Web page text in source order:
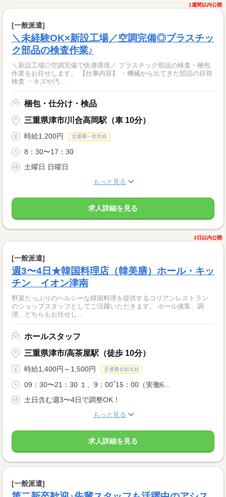
1週間以内公開
[一般派遣]
＼未経験OK×新設工場／空調完備◎プラスチッ
ク部品の検査作業♪
＼新設工場◎空調完備で快適環境／ プラスチック部品の検査・梱包
作業をお任せします。 【仕事内容】 ・機械から出てきた部品の目視
検査 ・キズや汚...
梱包・仕分け・検品
三重県津市/川合高岡駅（車 10分）
時給1,200円 交通費一部支給
8：30〜17：30
土曜日 日曜日
もっと見る
求人詳細を見る
3日以内公開
[一般派遣]
週3〜4日★韓国料理店（韓美膳）ホール・キッ
チン イオン津南
野菜たっぷりのヘルシーな韓国料理を提供するコリアンレストラン
のショップスタッフとしてご活躍いただきます。 ホール接客、調
理、どちらもお任せし...
ホールスタッフ
三重県津市/高茶屋駅（徒歩 10分）
時給1,400円～1,500円 交通費全額支給
09：30〜21：30 １、9：00‾15：00（実働6...
土日含む週3〜4日で調整OK！
もっと見る
求人詳細を見る
[一般派遣]